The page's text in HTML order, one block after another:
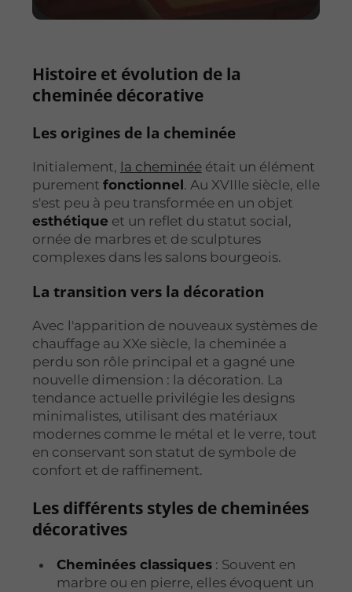
Histoire et évolution de la
cheminée décorative
Les origines de la cheminée
Initialement, la cheminéeétait un élément
purement fonctionnel. Au XVIIIe siècle, elle
s'est peu à peu transformée en un objet
esthétique et un reflet du statut social,
ornée de marbres et de sculptures
complexes dans les salons bourgeois.
La transition vers la décoration
Avec l'apparition de nouveaux systèmes de
chauffage au XXe siècle, la cheminée a
perdu son rôle principal et a gagné une
nouvelle dimension : la décoration. La
tendance actuelle privilégie les designs
minimalistes, utilisant des matériaux
modernes comme le métal et le verre, tout
en conservant son statut de symbole de
confort et de raffinement.
Les différents styles de cheminées
décoratives
Cheminées classiques: Souvent en
marbre ou en pierre, elles évoquent un